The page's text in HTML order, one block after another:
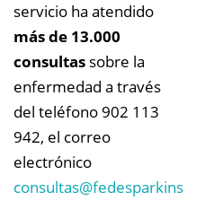
servicio ha atendido
más de 13.000
consultas sobre la
enfermedad a través
del teléfono 902 113
942, el correo
electrónico
consultas@fedesparkins